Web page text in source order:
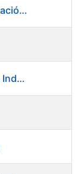
FC 10/24 - Director/a - de Administración Financiera
OE 13/24 - Analista de Aplicaciones Industriales